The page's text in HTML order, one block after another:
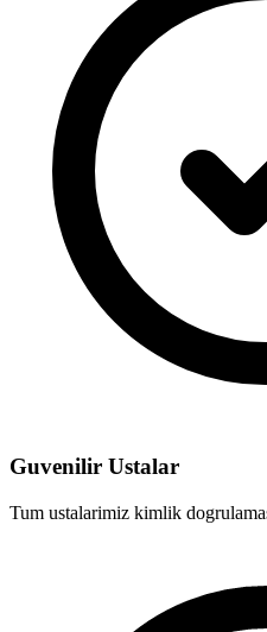
Guvenilir Ustalar
Tum ustalarimiz kimlik